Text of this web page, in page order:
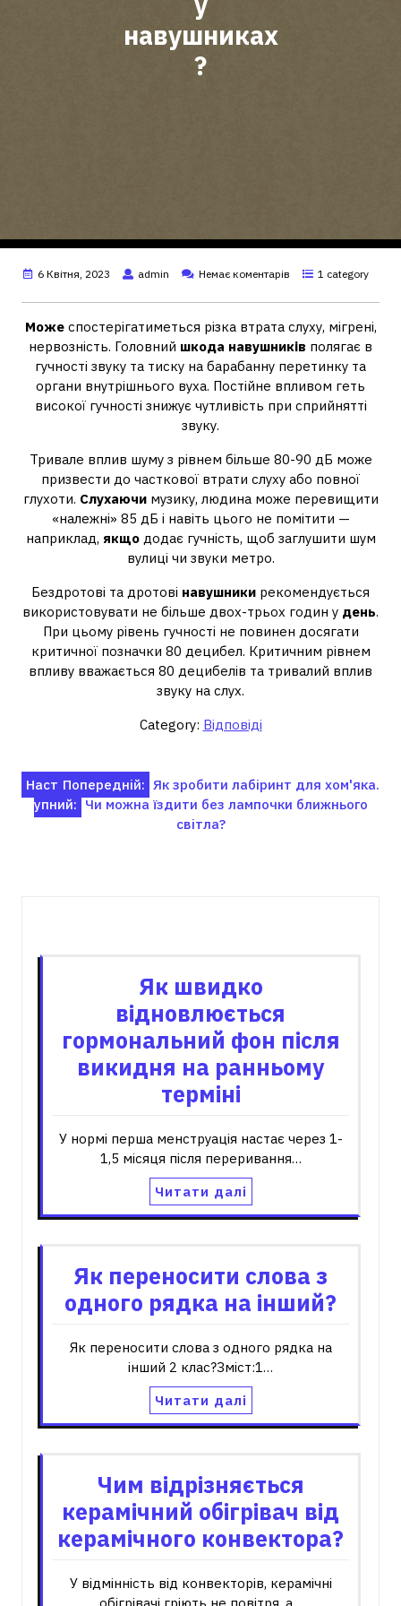
навушниках
?
6 Квітня, 2023 admin Немає коментарів 1 category
Можеспостерігатиметься різка втрата слуху, мігрені,
нервозність. Головний шкода навушників полягає в
гучності звуку та тиску на барабанну перетинку та
органи внутрішнього вуха. Постійне впливом геть
високої гучності знижує чутливість при сприйнятті
звуку.
Тривале вплив шуму з рівнем більше 80-90 дБ може
призвести до часткової втрати слуху або повної
глухоти. Слухаючимузику, людина може перевищити
«належні» 85 дБ і навіть цього не помітити —
наприклад, якщододає гучність, щоб заглушити шум
вулиці чи звуки метро.
Бездротові та дротові навушники рекомендується
використовувати не більше двох-трьох годин у день.
При цьому рівень гучності не повинен досягати
критичної позначки 80 децибел. Критичним рівнем
впливу вважається 80 децибелів та тривалий вплив
звуку на слух.
Category: Відповіді
Навігація
записів
Попередній: Як зробити лабіринт для хом'яка.
Наст
упний: Чи можна їздити без лампочки ближнього
світла?
Як швидко
відновлюється
гормональний фон після
викидня на ранньому
терміні
У нормі перша менструація настає через 1-
1,5 місяця після переривання…
Читати далі
Як переносити слова з
одного рядка на інший?
Як переносити слова з одного рядка на
інший 2 клас?Зміст:1…
Читати далі
Чим відрізняється
керамічний обігрівач від
керамічного конвектора?
У відмінність від конвекторів, керамічні